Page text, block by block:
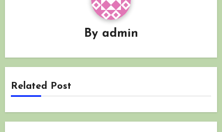
By admin
Related Post